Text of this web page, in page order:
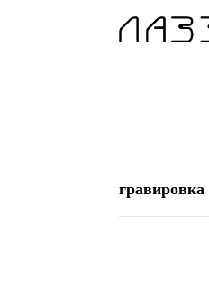
гравировка